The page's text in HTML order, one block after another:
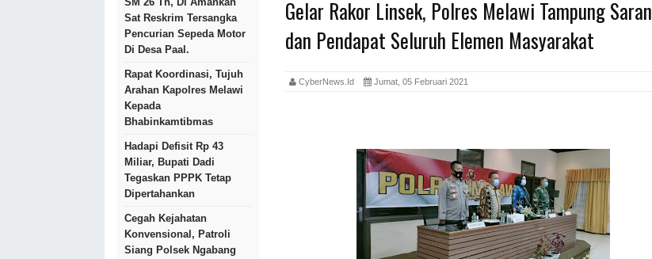
Sat Reskrim Tersangka
Pencurian Sepeda Motor
Di Desa Paal.
Rapat Koordinasi, Tujuh
Arahan Kapolres Melawi
Kepada
Bhabinkamtibmas
Hadapi Defisit Rp 43
Miliar, Bupati Dadi
Tegaskan PPPK Tetap
Dipertahankan
Cegah Kejahatan
Konvensional, Patroli
Siang Polsek Ngabang
Gelar Rakor Linsek, Polres Melawi Tampung Saran
dan Pendapat Seluruh Elemen Masyarakat
CyberNews.id Jumat, 05 Februari 2021